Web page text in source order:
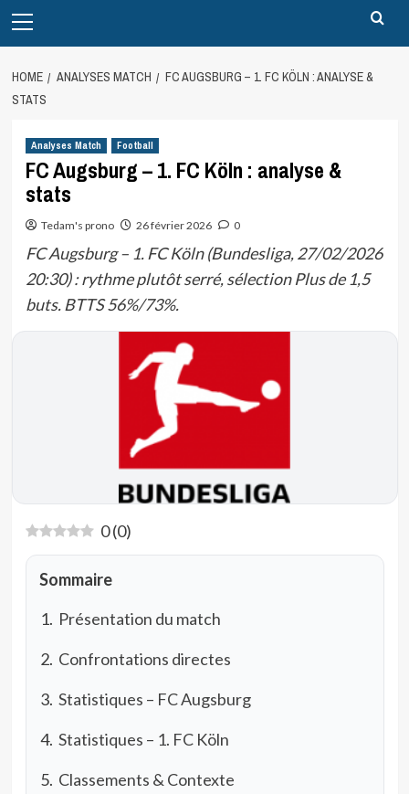
Menu
HOME ANALYSES MATCH
FC AUGSBURG – 1. FC KÖLN : ANALYSE &
STATS
Analyses Match Football
FC Augsburg – 1. FC Köln : analyse &
stats
Tedam's prono 26 février 2026 0
FC Augsburg – 1. FC Köln (Bundesliga, 27/02/2026
20:30) : rythme plutôt serré, sélection Plus de 1,5
buts. BTTS 56%/73%.
0(0)
Sommaire
Présentation du match
Confrontations directes
Statistiques – FC Augsburg
Statistiques – 1. FC Köln
Classements & Contexte